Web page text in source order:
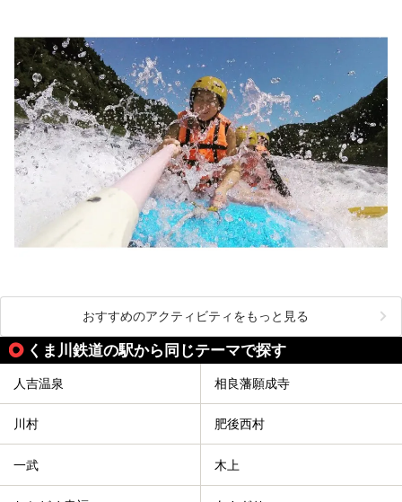
おすすめのアクティビティをもっと見る
くま川鉄道の駅から同じテーマで探す
人吉温泉 相良藩願成寺
川村 肥後西村
一武 木上